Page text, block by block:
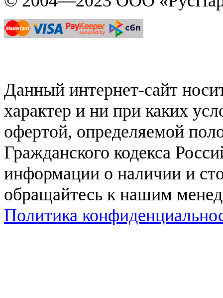
Данный интернет-сайт
характер и ни при каких
офертой, определяемой
Гражданского кодекса
информации о наличии и
обращайтесь к нашим
Политика